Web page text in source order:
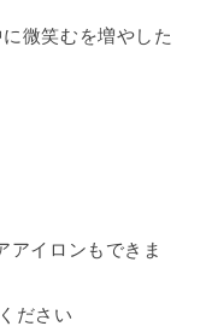
微笑むを増やした
アイロンもできま
ださい